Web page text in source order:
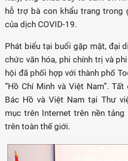
hỗ trợ bà con khẩu trang trong
của dịch COVID-19.
Phát biểu tại buổi gặp mặt, đại
chức văn hóa, phi chính trị và
hội đã phối hợp với thành phố
“Hồ Chí Minh và Việt Nam”.
Bác Hồ và Việt Nam tại Thư
mục trên Internet trên nền
trên toàn thế giới.